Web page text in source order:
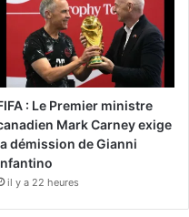
: Le Premier ministre
Mark Carney exige
démission de Gianni
il y a 22 heures